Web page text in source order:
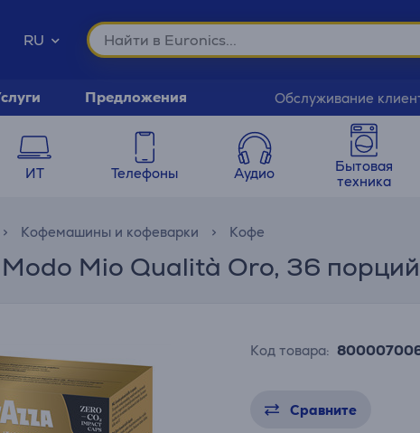
RU
Предложения Обслуживание
ИТ Телефоны Аудио
Бытовая
техника
Кофемашины и кофеварки Кофе
Mio Qualità Oro, 36
Код товара:
Сравните